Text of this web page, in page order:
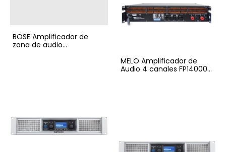
BOSE Amplificador de
zona de audio
MELO Amplificador de
Audio 4 canales FP14000Q